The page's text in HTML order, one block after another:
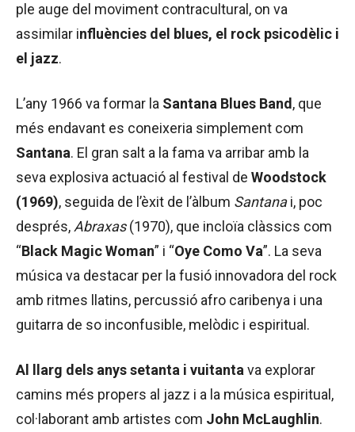
ple auge del moviment contracultural, on va
assimilar influències del blues, el rock psicodèlic i
el jazz.
L’any 1966 va formar la Santana Blues Band, que
més endavant es coneixeria simplement com
Santana. El gran salt a la fama va arribar amb la
seva explosiva actuació al festival de Woodstock
(1969), seguida de l’èxit de l’àlbum Santanai, poc
després,Abraxas(1970), que incloïa clàssics com
“Black Magic Woman” i “Oye Como Va”. La seva
música va destacar per la fusió innovadora del rock
amb ritmes llatins, percussió afro caribenya i una
guitarra de so inconfusible, melòdic i espiritual.
Al llarg dels anys setanta i vuitantava explorar
camins més propers al jazz i a la música espiritual,
col·laborant amb artistes com John McLaughlin.